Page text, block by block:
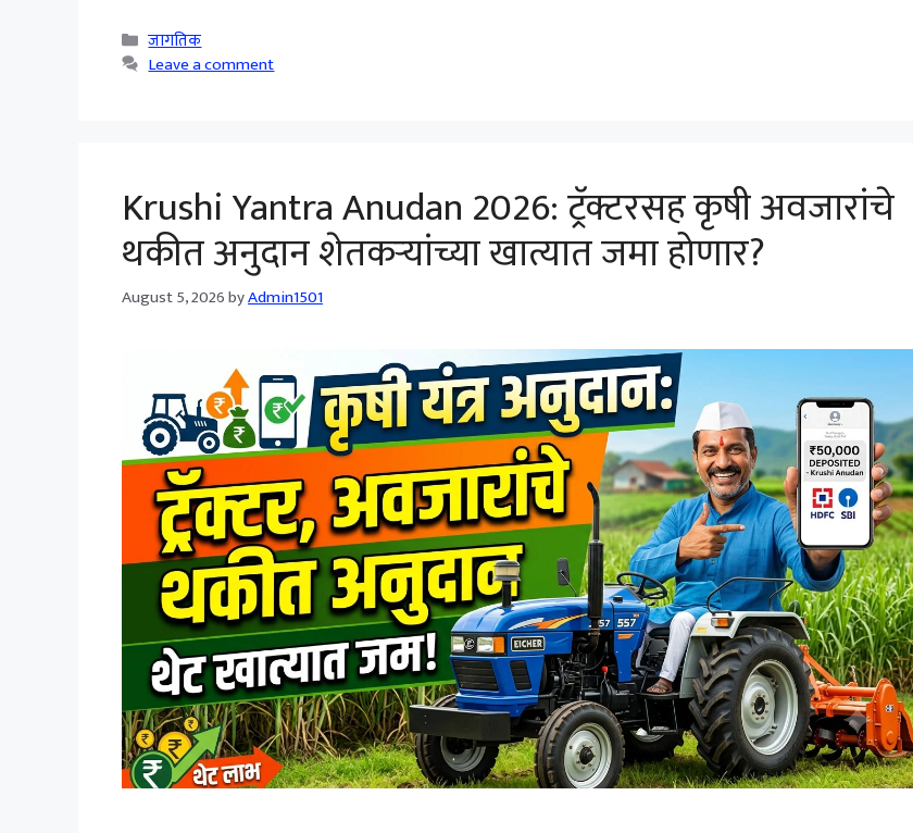
Categories
जागतिक
Leave a comment
Krushi Yantra Anudan 2026: ट्रॅक्टरसह कृषी अवजारांचे
थकीत अनुदान शेतकऱ्यांच्या खात्यात जमा होणार?
August 5, 2026byAdmin1501